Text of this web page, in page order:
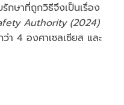
รักษาที่ถูกวิธีจึงเป็นเรื่อง
Authority (2024)
า 4 องศาเซลเซียส และ